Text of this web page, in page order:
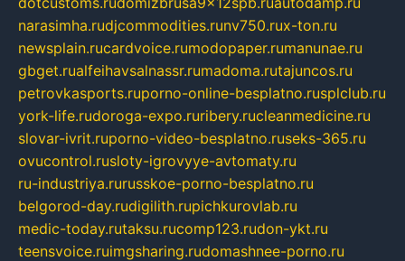
narasimha.rudjcommodities.runv750.rux-ton.ru
newsplain.rucardvoice.rumodopaper.rumanunae.ru
gbget.rualfeihavsalnassr.rumadoma.rutajuncos.ru
petrovkasports.ruporno-online-besplatno.rusplclub.ru
york-life.rudoroga-expo.ruribery.rucleanmedicine.ru
slovar-ivrit.ruporno-video-besplatno.ruseks-365.ru
ovucontrol.rusloty-igrovyye-avtomaty.ru
ru-industriya.rurusskoe-porno-besplatno.ru
belgorod-day.rudigilith.rupichkurovlab.ru
medic-today.rutaksu.rucomp123.rudon-ykt.ru
teensvoice.ruimgsharing.rudomashnee-porno.ru